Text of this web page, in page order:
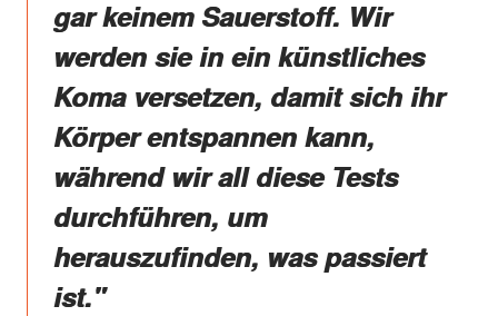
gar keinem Sauerstoff. Wir
werden sie in ein künstliches
Koma versetzen, damit sich ihr
Körper entspannen kann,
während wir all diese Tests
durchführen, um
herauszufinden, was passiert
ist."